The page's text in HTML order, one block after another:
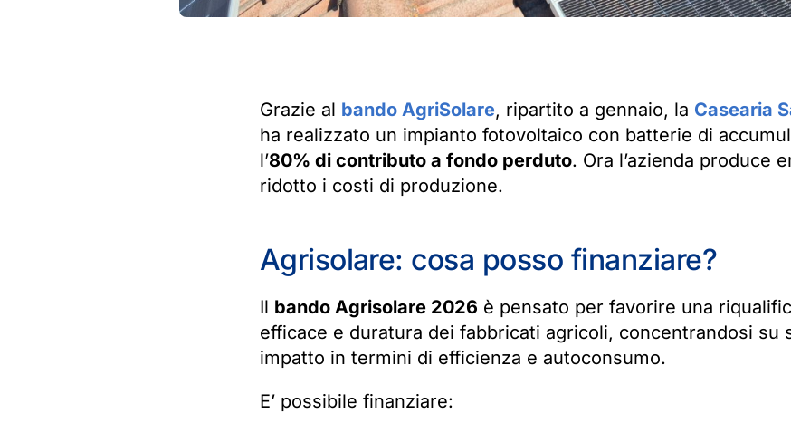
Grazie al bando AgriSolare, ripartito a gennaio, la Casearia
ha realizzato un impianto fotovoltaico con batterie di
l’80% di contributo a fondo perduto. Ora l’azienda produce
ridotto i costi di produzione.
Agrisolare: cosa posso finanziare?
Il bando Agrisolare 2026 è pensato per favorire una
efficace e duratura dei fabbricati agricoli, concentrandosi su
impatto in termini di efficienza e autoconsumo.
E’ possibile finanziare: